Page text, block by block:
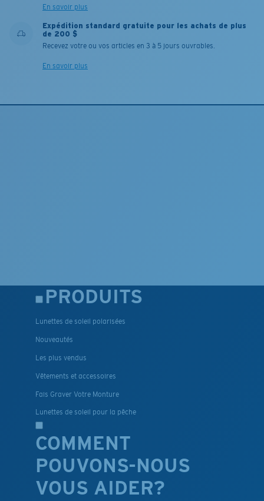
En savoir plus
Expédition standard gratuite pour les achats de plus
de 200 $
Recevez votre ou vos articles en 3 à 5 jours ouvrables.
En savoir plus
PRODUITS
Lunettes de soleil polarisées
Nouveautés
Les plus vendus
Vêtements et accessoires
Fais Graver Votre Monture
Lunettes de soleil pour la pêche
COMMENT
POUVONS-NOUS
VOUS AIDER?